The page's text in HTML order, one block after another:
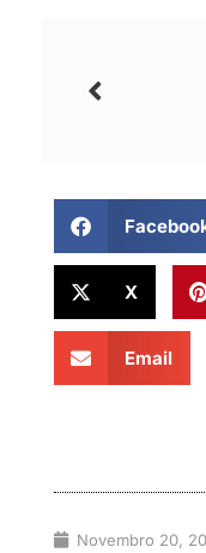
X
Email
Novembro 20,